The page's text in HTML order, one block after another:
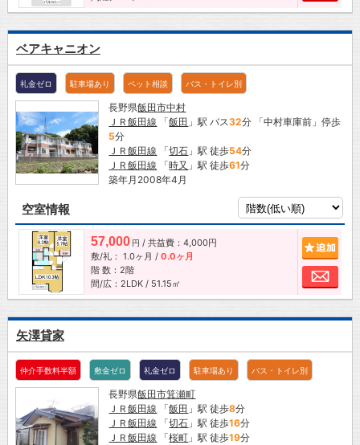
ベアキャニオン
礼金ゼロ 駐車場あり ペット相談 バス・トイレ別
長野県飯田市中村
ＪＲ飯田線 「飯田 」駅 バス32分 「中村車庫前」停歩
5分
ＪＲ飯田線 「切石 」駅 徒歩54分
ＪＲ飯田線 「時又 」駅 徒歩61分
築年月2008年4月
空室情報
57,000 円 / 共益費：4,000円
敷/礼： 1.0ヶ月 / 0.0ヶ月
階 数：2階
間/広：2LDK / 51.15㎡
お
矢澤貸家
仲介手数料半額 敷金ゼロ 礼金ゼロ 駐車場あり バス・トイレ別
長野県飯田市箕瀬町
ＪＲ飯田線 「飯田 」駅 徒歩8分
ＪＲ飯田線 「切石 」駅 徒歩16分
ＪＲ飯田線 「桜町 」駅 徒歩19分